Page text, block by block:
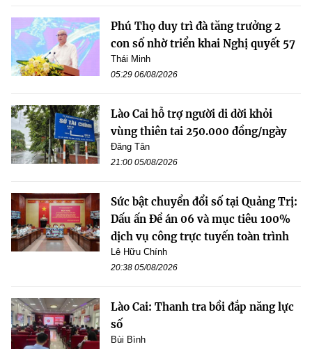
Phú Thọ duy trì đà tăng trưởng 2
con số nhờ triển khai Nghị quyết 57
Thái Minh
05:29 06/08/2026
Lào Cai hỗ trợ người di dời khỏi
vùng thiên tai 250.000 đồng/ngày
Đăng Tân
21:00 05/08/2026
Sức bật chuyển đổi số tại Quảng Trị:
Dấu ấn Đề án 06 và mục tiêu 100%
dịch vụ công trực tuyến toàn trình
Lê Hữu Chính
20:38 05/08/2026
Lào Cai: Thanh tra bồi đắp năng lực
số
Bùi Bình